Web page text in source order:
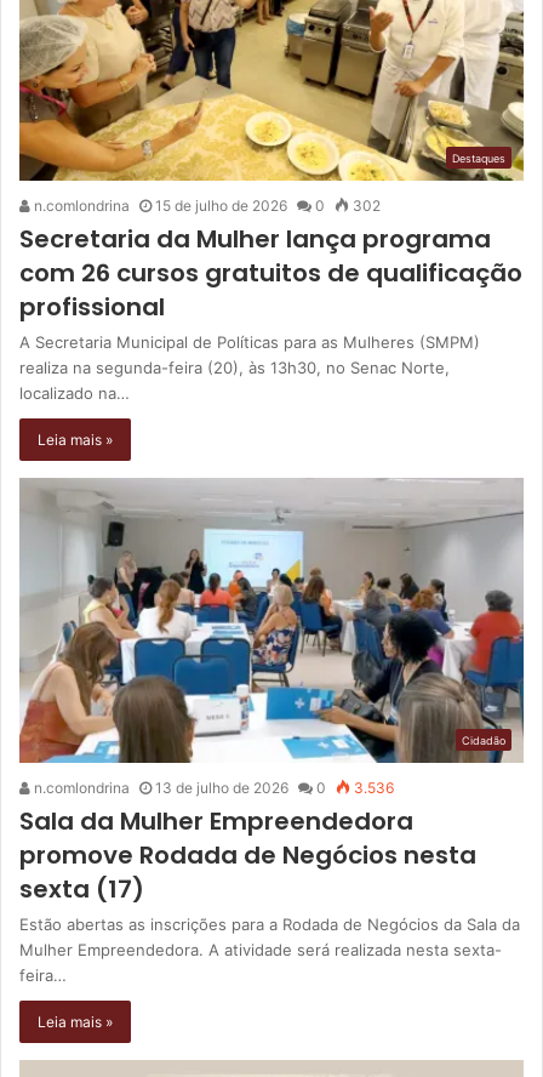
Destaques
n.comlondrina 15 de julho de 2026 0 302
Secretaria da Mulher lança programa
com 26 cursos gratuitos de qualificação
profissional
A Secretaria Municipal de Políticas para as Mulheres (SMPM)
realiza na segunda-feira (20), às 13h30, no Senac Norte,
localizado na…
Leia mais »
Cidadão
n.comlondrina 13 de julho de 2026 0 3.536
Sala da Mulher Empreendedora
promove Rodada de Negócios nesta
sexta (17)
Estão abertas as inscrições para a Rodada de Negócios da Sala da
Mulher Empreendedora. A atividade será realizada nesta sexta-
feira…
Leia mais »